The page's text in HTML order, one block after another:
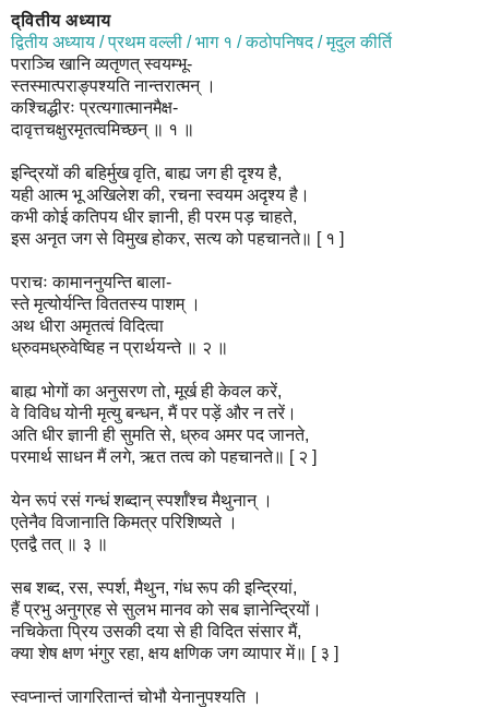
द्वितीय अध्याय
द्वितीय अध्याय / प्रथम वल्ली / भाग १ / कठोपनिषद / मृदुल कीर्ति
पराञ्चि खानि व्यतृणत् स्वयम्भू-
स्तस्मात्पराङ्पश्यति नान्तरात्मन् ।
कश्चिद्धीरः प्रत्यगात्मानमैक्ष-
दावृत्तचक्षुरमृतत्वमिच्छन् ॥ १ ॥
इन्द्रियों की बहिर्मुख वृति, बाह्य जग ही दृश्य है,
यही आत्म भू अखिलेश की, रचना स्वयम अदृश्य है।
कभी कोई कतिपय धीर ज्ञानी, ही परम पड़ चाहते,
इस अनृत जग से विमुख होकर, सत्य को पहचानते॥ [ १ ]
पराचः कामाननुयन्ति बाला-
स्ते मृत्योर्यन्ति विततस्य पाशम् ।
अथ धीरा अमृतत्वं विदित्वा
ध्रुवमध्रुवेष्विह न प्रार्थयन्ते ॥ २ ॥
बाह्य भोगों का अनुसरण तो, मूर्ख ही केवल करें,
वे विविध योनी मृत्यु बन्धन, मैं पर पड़ें और न तरें।
अति धीर ज्ञानी ही सुमति से, ध्रुव अमर पद जानते,
परमार्थ साधन मैं लगे, ऋत तत्व को पहचानते॥ [ २ ]
येन रूपं रसं गन्धं शब्दान् स्पर्शाँश्च मैथुनान् ।
एतेनैव विजानाति किमत्र परिशिष्यते ।
एतद्वै तत् ॥ ३ ॥
सब शब्द, रस, स्पर्श, मैथुन, गंध रूप की इन्द्रियां,
हैं प्रभु अनुग्रह से सुलभ मानव को सब ज्ञानेन्द्रियों।
नचिकेता प्रिय उसकी दया से ही विदित संसार मैं,
क्या शेष क्षण भंगुर रहा, क्षय क्षणिक जग व्यापार में॥ [ ३ ]
स्वप्नान्तं जागरितान्तं चोभौ येनानुपश्यति ।